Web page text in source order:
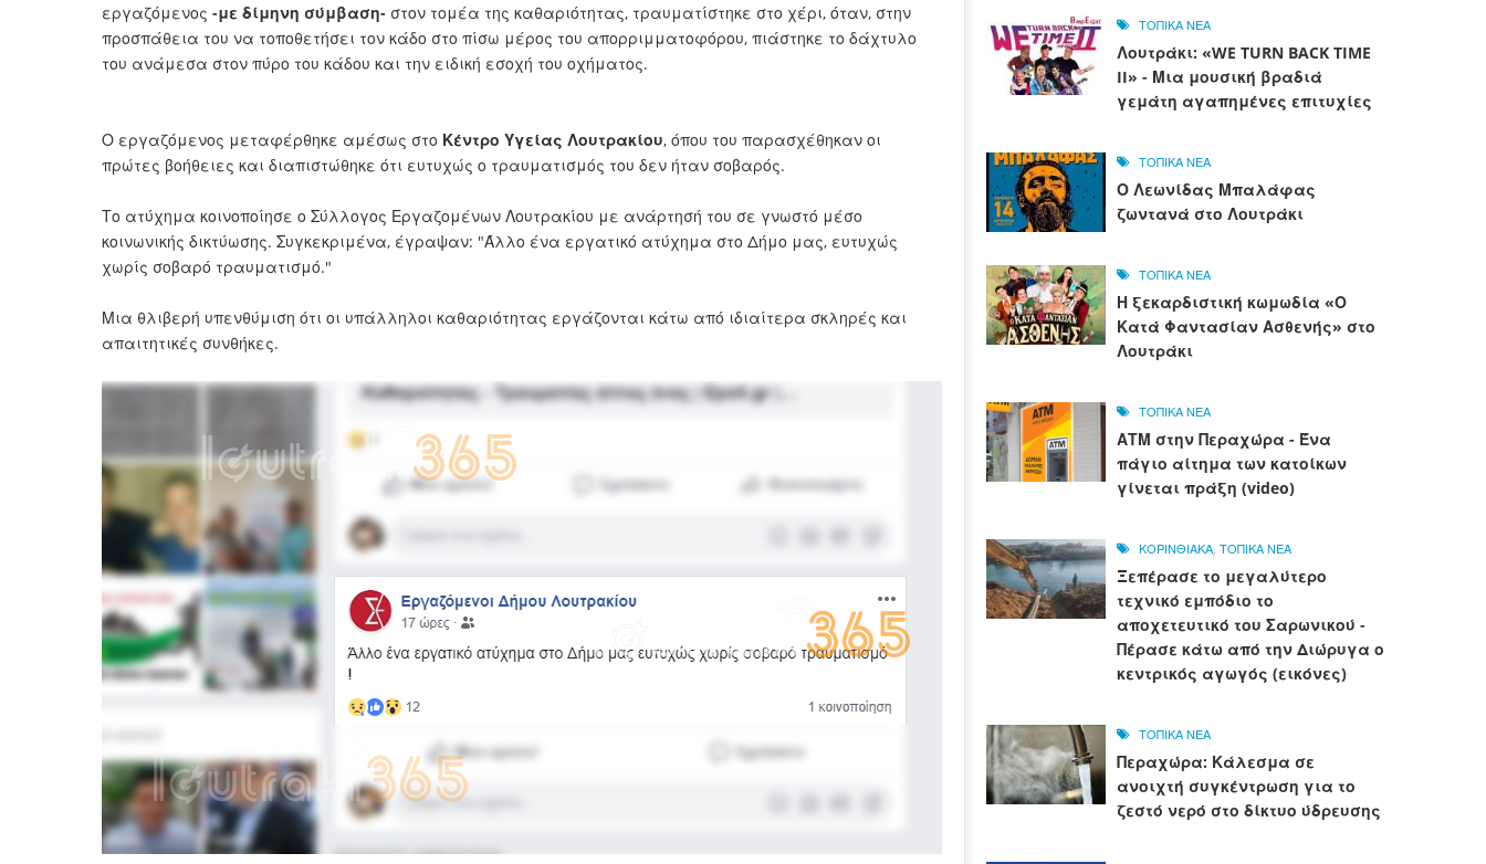
εργαζόμενος -με δίμηνη σύμβαση- στον τομέα της καθαριότητας, τραυματίστηκε στο χέρι, όταν, στην
προσπάθεια του να τοποθετήσει τον κάδο στο πίσω μέρος του απορριμματοφόρου, πιάστηκε το δάχτυλο
του ανάμεσα στον πύρο του κάδου και την ειδική εσοχή του οχήματος.
Ο εργαζόμενος μεταφέρθηκε αμέσως στο Κέντρο Υγείας Λουτρακίου, όπου του παρασχέθηκαν οι
πρώτες βοήθειες και διαπιστώθηκε ότι ευτυχώς ο τραυματισμός του δεν ήταν σοβαρός.
Το ατύχημα κοινοποίησε ο Σύλλογος Εργαζομένων Λουτρακίου με ανάρτησή του σε γνωστό μέσο
κοινωνικής δικτύωσης. Συγκεκριμένα, έγραψαν: "Άλλο ένα εργατικό ατύχημα στο Δήμο μας, ευτυχώς
χωρίς σοβαρό τραυματισμό."
Μια θλιβερή υπενθύμιση ότι οι υπάλληλοι καθαριότητας εργάζονται κάτω από ιδιαίτερα σκληρές και
απαιτητικές συνθήκες.
ΤΟΠΙΚΑ ΝΕΑ
Λουτράκι: «WE TURN BACK TIME
II» - Μια μουσική βραδιά
γεμάτη αγαπημένες επιτυχίες
ΤΟΠΙΚΑ ΝΕΑ
Ο Λεωνίδας Μπαλάφας
ζωντανά στο Λουτράκι
ΤΟΠΙΚΑ ΝΕΑ
Η ξεκαρδιστική κωμωδία «Ο
Κατά Φαντασίαν Ασθενής» στο
Λουτράκι
ΤΟΠΙΚΑ ΝΕΑ
ΑΤΜ στην Περαχώρα - Ένα
πάγιο αίτημα των κατοίκων
γίνεται πράξη (video)
ΚΟΡΙΝΘΙΑΚΑ, ΤΟΠΙΚΑ ΝΕΑ
Ξεπέρασε το μεγαλύτερο
τεχνικό εμπόδιο το
αποχετευτικό του Σαρωνικού -
Πέρασε κάτω από την Διώρυγα ο
κεντρικός αγωγός (εικόνες)
ΤΟΠΙΚΑ ΝΕΑ
Περαχώρα: Κάλεσμα σε
ανοιχτή συγκέντρωση για το
ζεστό νερό στο δίκτυο ύδρευσης